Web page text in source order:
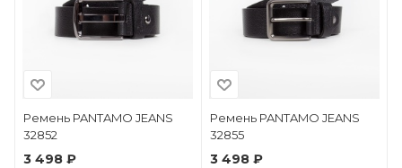
Ремень PANTAMO JEANS
32852
3 498 ₽
Ремень PANTAMO JEANS
32855
3 498 ₽